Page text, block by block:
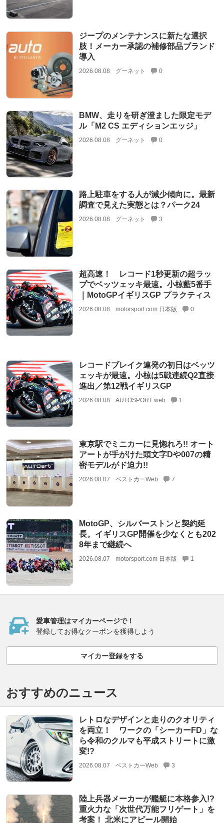
ジープのメンテナンスに新たな選択
肢！メーカー承認の補修部品ブランド
導入
2026.08.08 グーネット 0
BMW、走りを研ぎ澄ました限定モデ
ル「M2 CS エディションエッジ」
2026.08.08 グーネット 0
路上駐車をする人が減少傾向に。最新
調査で見えた実態とは？パーク24
2026.08.08 グーネット 3
超高速！ レコード1秒更新の超ラッ
プでベッツェッキ最速。小椋藍5番手
｜MotoGPイギリスGP プラクティス
2026.08.08 motorsport.com 日本版 0
レコードブレイク連発の初日はベッツ
ェッキが最速。小椋は5戦連続Q2直接
進出／第12戦イギリスGP
2026.08.08 AUTOSPORT web 1
東京駅でミニカーに見惚れろ!! オート
アートが手がけた頭文字Dや007の精
密モデルがド迫力!!
2026.08.07 ベストカーWeb 7
MotoGP、シルバーストンと契約延
長。イギリスGP開催を少なくとも202
8年まで継続へ
2026.08.07 motorsport.com 日本版 1
愛車管理はマイカーページで！
登録してお得なクーポンを獲得しよう
マイカー登録をする
おすすめのニュース
レトロなデザインと走りのクオリティ
を両立！ ワークの「シーカーFD」な
ら令和のクルマも平成ストリートに激
変!?
2026.08.07 ベストカーWeb 3
陸上兵器メーカーが艦艇に本格参入!?
重火力な「次世代万能フリゲート」を
考案！ 北米にアピール開始